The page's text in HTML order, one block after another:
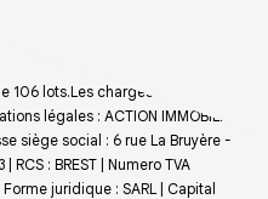
lots.Les charges annuelles
légales : ACTION IMMOBILIÈRE
siège social : 6 rue La Bruyère -
RCS : BREST | Numero TVA
juridique : SARL | Capital